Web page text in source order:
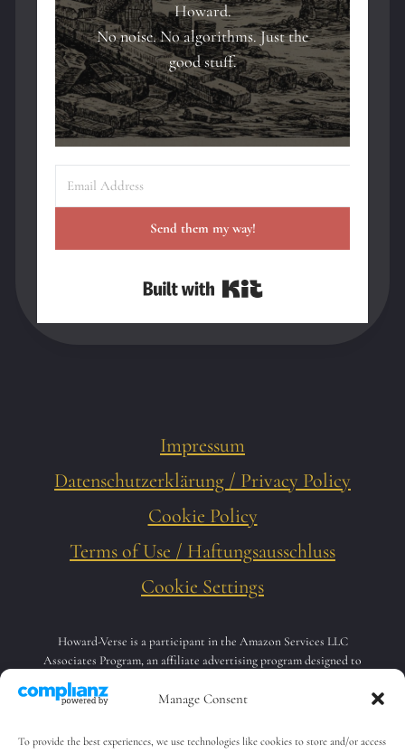
Manage Consent
To provide the best experiences, we use technologies like cookies to store and/or access
Howard.
No noise. No algorithms. Just the
good stuff.
Send them my way!
Built with Kit
Impressum
Datenschutzerklärung / Privacy Policy
Cookie Policy
Terms of Use / Haftungsausschluss
Cookie Settings
Howard-Verse is a participant in the Amazon Services LLC
Associates Program, an affiliate advertising program designed to
provide a means for sites to earn advertising fees by advertising and
linking to Amazon.com.
Amazon-Partner verdiene ich an qualifizierten Käufen.